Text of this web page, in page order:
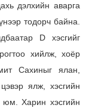
дэлхийн аварга
тодорч байна.
D хэсгийг
хийлж, хоёр
Сахиныг ялан,
ялж, хэсгийн
юм. Харин хэсгийн